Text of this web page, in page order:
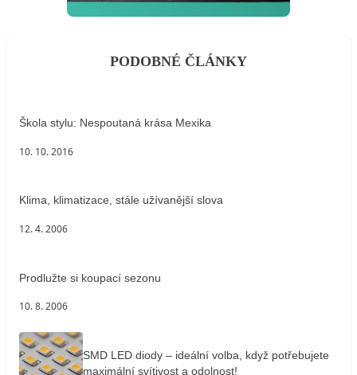
PODOBNÉ ČLÁNKY
Škola stylu: Nespoutaná krása Mexika
10. 10. 2016
Klima, klimatizace, stále užívanější slova
12. 4. 2006
Prodlužte si koupací sezonu
10. 8. 2006
SMD LED diody – ideální volba, když potřebujete
maximální svítivost a odolnost!